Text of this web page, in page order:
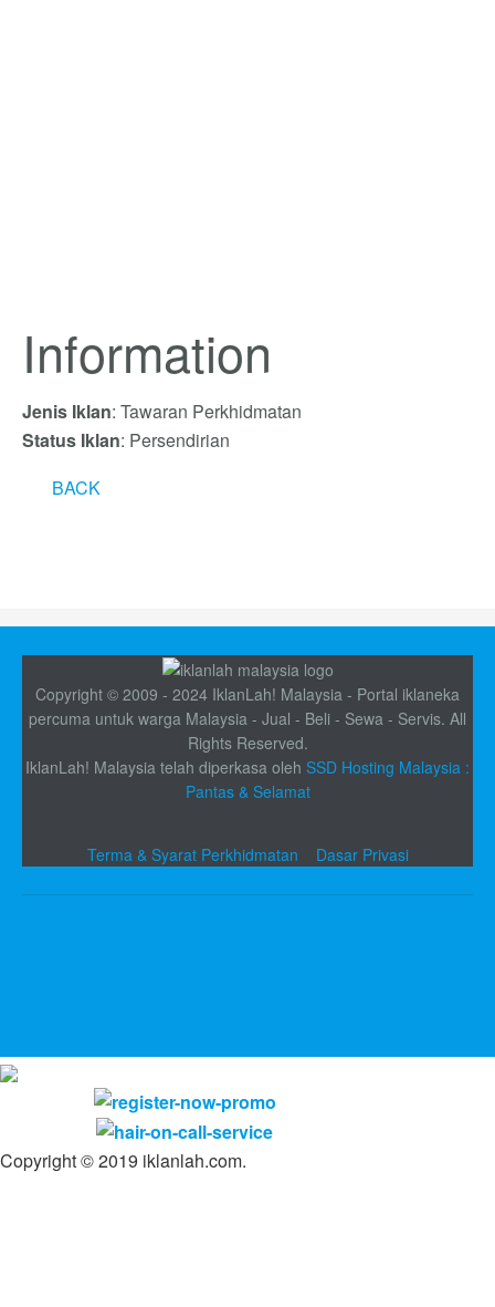
Information
Jenis Iklan: Tawaran Perkhidmatan
Status Iklan: Persendirian
BACK
Copyright © 2009 - 2024 IklanLah! Malaysia - Portal iklaneka
percuma untuk warga Malaysia - Jual - Beli - Sewa - Servis. All
Rights Reserved.
IklanLah! Malaysia telah diperkasa oleh SSD Hosting Malaysia :
Pantas & Selamat
Terma & Syarat Perkhidmatan Dasar Privasi
Copyright © 2019 iklanlah.com.